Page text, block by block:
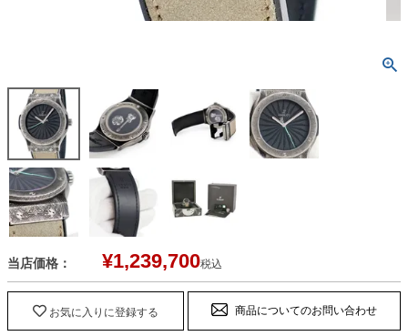
当店価格： ¥1,239,700税込
お気に入りに登録する 商品についてのお問い合わせ